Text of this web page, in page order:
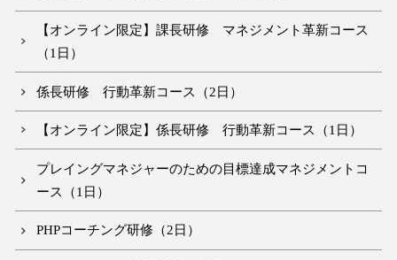
【オンライン限定】課長研修 マネジメント革新コース
（1日）
係長研修 行動革新コース（2日）
【オンライン限定】係長研修 行動革新コース（1日）
プレイングマネジャーのための目標達成マネジメントコ
ース（1日）
PHPコーチング研修（2日）